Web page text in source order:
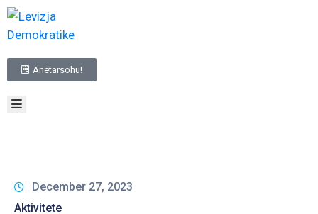
Anëtarsohu!
BALLINA
RRETH
TË
KARAKTER
PUBLIK
December 27, 2023
Aktivitete